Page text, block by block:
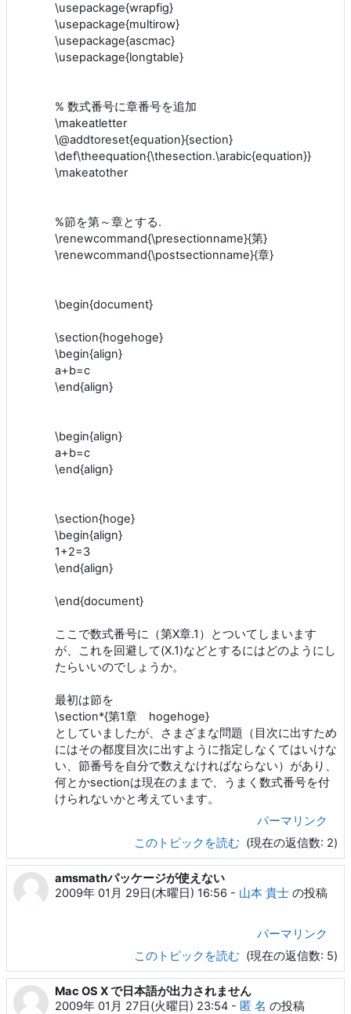
\usepackage{wrapfig}
\usepackage{multirow}
\usepackage{ascmac}
\usepackage{longtable}
% 数式番号に章番号を追加
\makeatletter
\@addtoreset{equation}{section}
\def\theequation{\thesection.\arabic{equation}}
\makeatother
%節を第～章とする.
\renewcommand{\presectionname}{第}
\renewcommand{\postsectionname}{章}
\begin{document}
\section{hogehoge}
\begin{align}
a+b=c
\end{align}
\begin{align}
a+b=c
\end{align}
\section{hoge}
\begin{align}
1+2=3
\end{align}
\end{document}
ここで数式番号に（第X章.1）とついてしまいます
が、これを回避して(X.1)などとするにはどのようにし
たらいいのでしょうか。
最初は節を
\section*{第1章 hogehoge}
としていましたが、さまざまな問題（目次に出すため
にはその都度目次に出すように指定しなくてはいけな
い、節番号を自分で数えなければならない）があり、
何とかsectionは現在のままで、うまく数式番号を付
けられないかと考えています。
パーマリンク
このトピックを読む (現在の返信数: 2)
amsmathパッケージが使えない
2009年 01月 29日(木曜日) 16:56 - 山本 貴士 の投稿
パーマリンク
このトピックを読む (現在の返信数: 5)
Mac OS X で日本語が出力されません
2009年 01月 27日(火曜日) 23:54 - 匿 名 の投稿